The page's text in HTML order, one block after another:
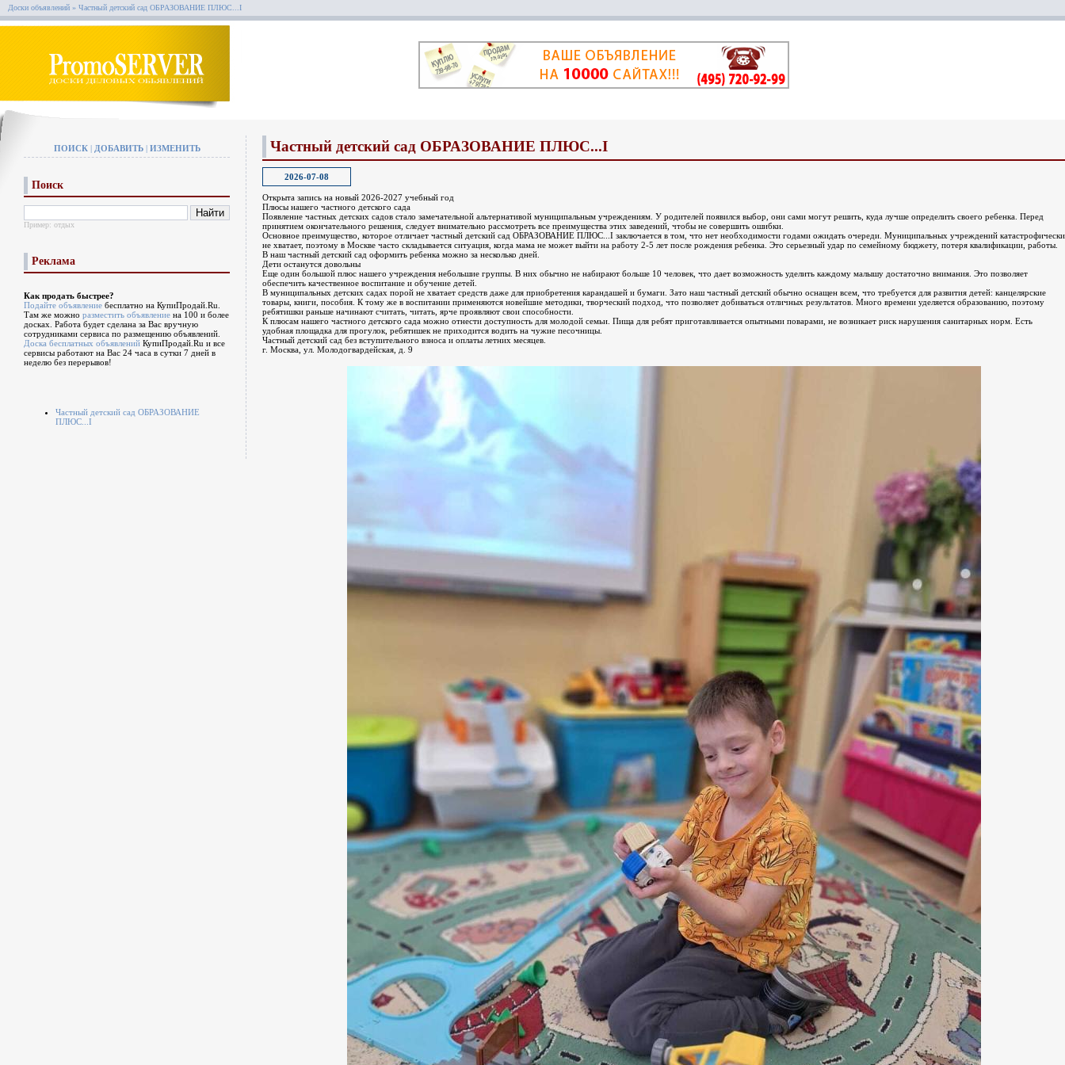
Доски объявлений » Частный детский сад ОБРАЗОВАНИЕ ПЛЮС...I
ПОИСК| ДОБАВИТЬ| ИЗМЕНИТЬ
Поиск
Пример: отдых
Реклама
Как продать быстрее?
Подайте объявление бесплатно на КупиПродай.Ru.
Там же можно разместить объявление на 100 и более
досках. Работа будет сделана за Вас вручную
сотрудниками сервиса по размещению объявлений.
Доска бесплатных объявлений КупиПродай.Ru и все
сервисы работают на Вас 24 часа в сутки 7 дней в
неделю без перерывов!
Частный детский сад ОБРАЗОВАНИЕ
ПЛЮС...I
Частный детский сад ОБРАЗОВАНИЕ ПЛЮС...I
2026-07-08
Открыта запись на новый 2026-2027 учебный год
Плюсы нашего частного детского сада
Появление частных детских садов стало замечательной альтернативой муниципальным учреждениям. У родителей появился выбор, они сами могут решить, куда лучше определить своего ребенка. Перед
принятием окончательного решения, следует внимательно рассмотреть все преимущества этих заведений, чтобы не совершить ошибки.
Основное преимущество, которое отличает частный детский сад ОБРАЗОВАНИЕ ПЛЮС...I заключается в том, что нет необходимости годами ожидать очереди. Муниципальных учреждений катастрофически
не хватает, поэтому в Москве часто складывается ситуация, когда мама не может выйти на работу 2-5 лет после рождения ребенка. Это серьезный удар по семейному бюджету, потеря квалификации, работы.
В наш частный детский сад оформить ребенка можно за несколько дней.
Дети останутся довольны
Еще один большой плюс нашего учреждения небольшие группы. В них обычно не набирают больше 10 человек, что дает возможность уделить каждому малышу достаточно внимания. Это позволяет
обеспечить качественное воспитание и обучение детей.
В муниципальных детских садах порой не хватает средств даже для приобретения карандашей и бумаги. Зато наш частный детский обычно оснащен всем, что требуется для развития детей: канцелярские
товары, книги, пособия. К тому же в воспитании применяются новейшие методики, творческий подход, что позволяет добиваться отличных результатов. Много времени уделяется образованию, поэтому
ребятишки раньше начинают считать, читать, ярче проявляют свои способности.
К плюсам нашего частного детского сада можно отнести доступность для молодой семьи. Пища для ребят приготавливается опытными поварами, не возникает риск нарушения санитарных норм. Есть
удобная площадка для прогулок, ребятишек не приходится водить на чужие песочницы.
Частный детский сад без вступительного взноса и оплаты летних месяцев.
г. Москва, ул. Молодогвардейская, д. 9